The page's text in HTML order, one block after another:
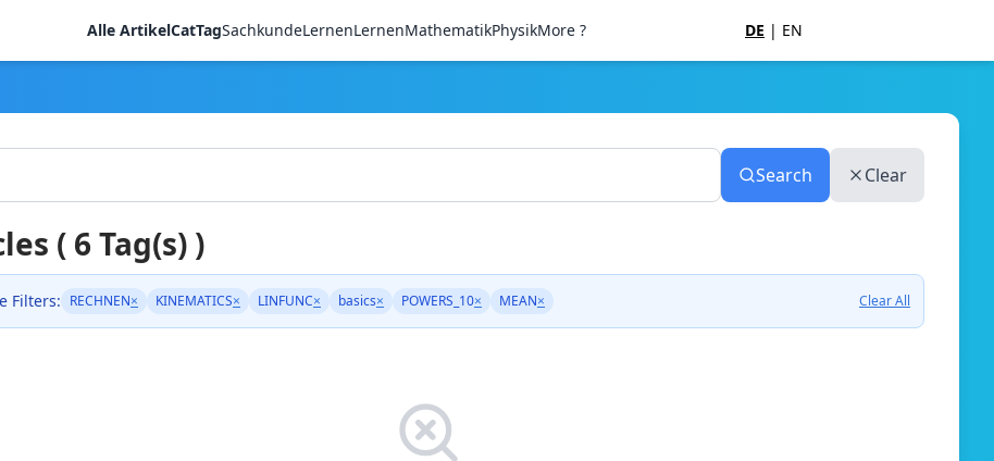
Alle ArtikelCatTagSachkundeLernenLernenMathematikPhysikMore ? DE | EN
Search Clear
( 6 Tag(s) )
Filters: RECHNEN× KINEMATICS× LINFUNC× basics× POWERS_10× MEAN× Clear All